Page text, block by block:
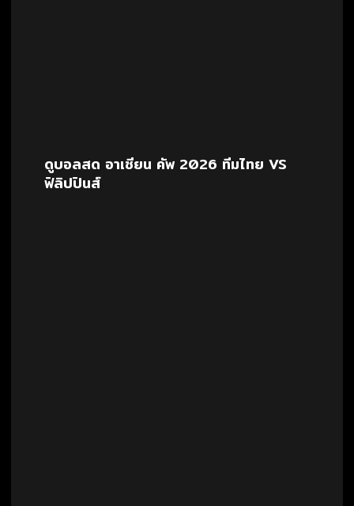
ดูบอลสด อาเซียน คัพ 2026 ทีมไทย VS
ฟิลิปปินส์